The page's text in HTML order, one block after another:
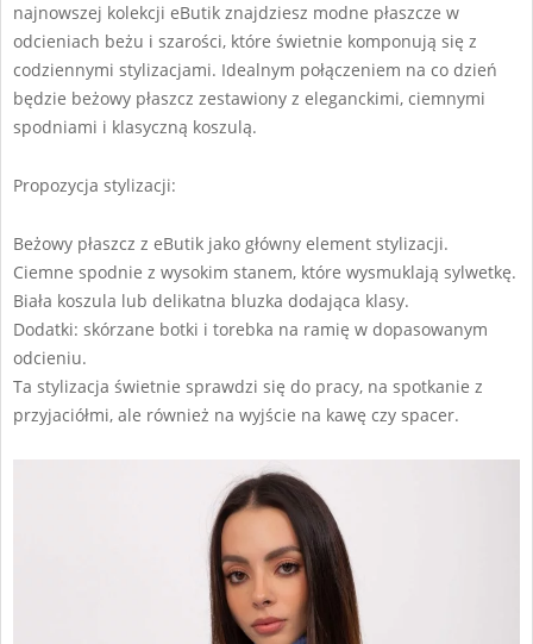
najnowszej kolekcji eButik znajdziesz modne płaszcze w
odcieniach beżu i szarości, które świetnie komponują się z
codziennymi stylizacjami. Idealnym połączeniem na co dzień
będzie beżowy płaszcz zestawiony z eleganckimi, ciemnymi
spodniami i klasyczną koszulą.
Propozycja stylizacji:
Beżowy płaszcz z eButik jako główny element stylizacji.
Ciemne spodnie z wysokim stanem, które wysmuklają sylwetkę.
Biała koszula lub delikatna bluzka dodająca klasy.
Dodatki: skórzane botki i torebka na ramię w dopasowanym
odcieniu.
Ta stylizacja świetnie sprawdzi się do pracy, na spotkanie z
przyjaciółmi, ale również na wyjście na kawę czy spacer.